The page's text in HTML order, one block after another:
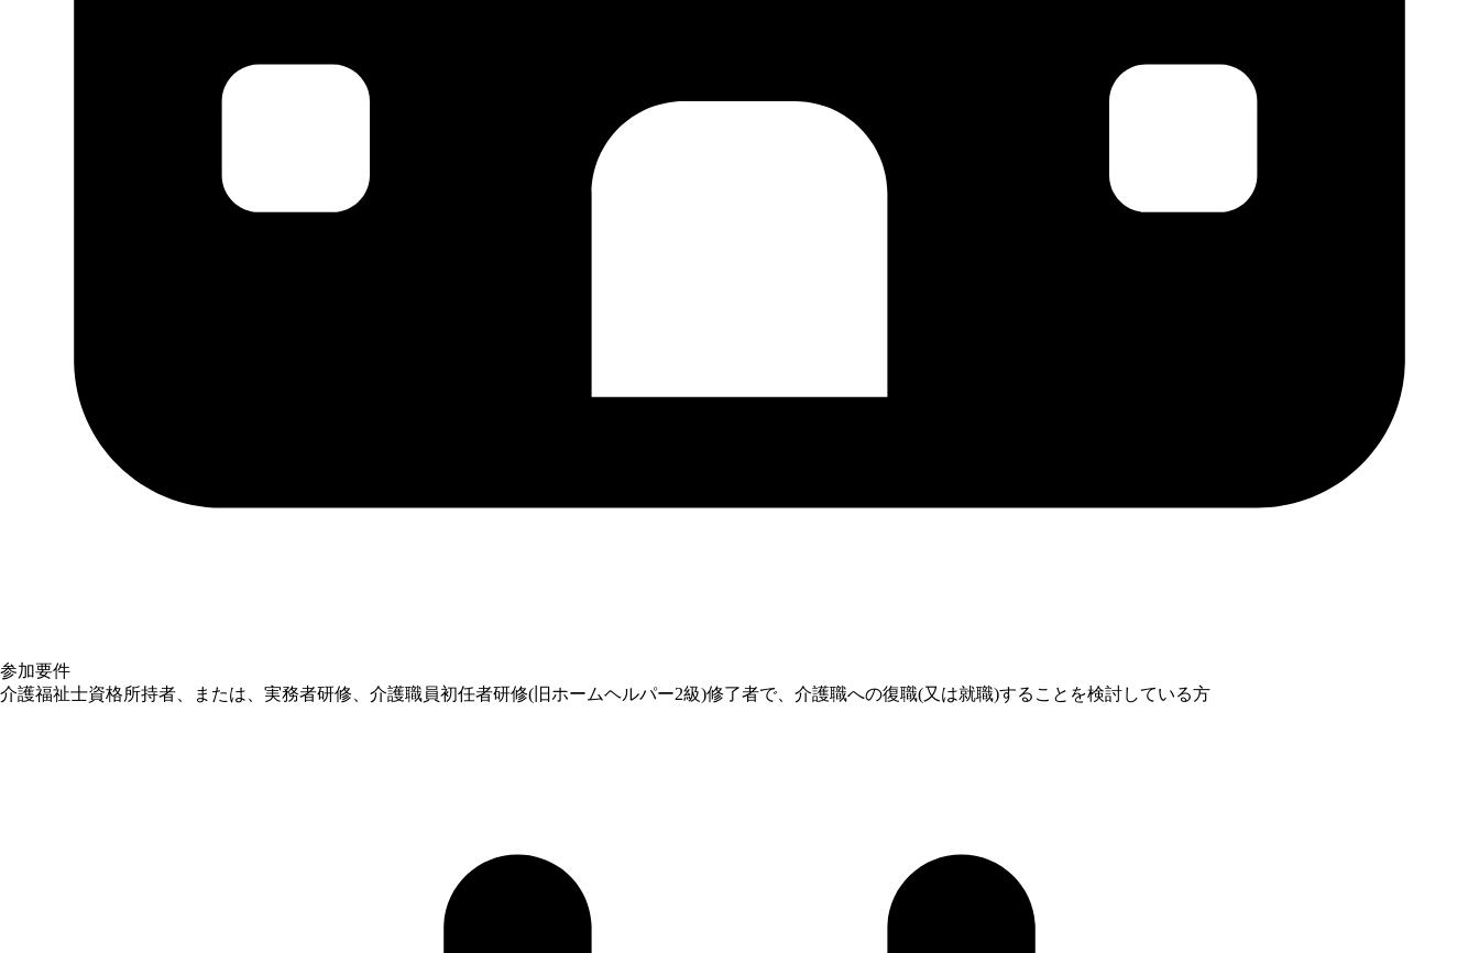
参加要件
介護福祉士資格所持者、または、実務者研修、介護職員初任者研修(旧ホームヘルパー2級)修了者で、介護職への復職(又は就職)することを検討している方